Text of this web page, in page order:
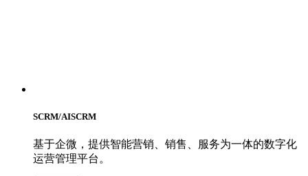
SCRM/AISCRM
基于企微，提供智能营销、销售、服务为一体的数字化
运营管理平台。